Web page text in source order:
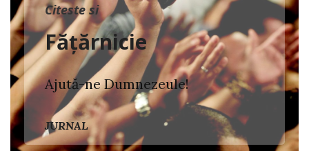
Citeste si
Fățărnicie
Ajută-ne Dumnezeule!
JURNAL